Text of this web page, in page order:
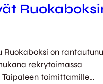
on
rekrytoimassa
toimittamille